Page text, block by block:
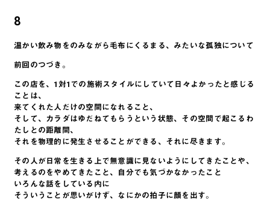
8
温かい飲み物をのみながら毛布にくるまる、みたいな孤独について
前回のつづき。
この店を、1対1での施術スタイルにしていて日々よかったと感じる
ことは、
来てくれた人だけの空間になれること、
そして、カラダはゆだねてもらうという状態、その空間で起こるわ
たしとの距離間、
それを物理的に発生させることができる、それに尽きます。
その人が日常を生きる上で無意識に見ないようにしてきたことや、
考えるのをやめてきたこと、自分でも気づかなかったこと
いろんな話をしている内に
そういうことが思いがけず、なにかの拍子に顔を出す。